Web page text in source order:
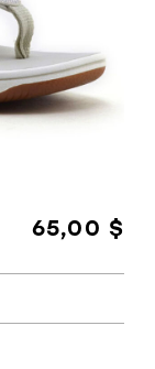
65,00 $